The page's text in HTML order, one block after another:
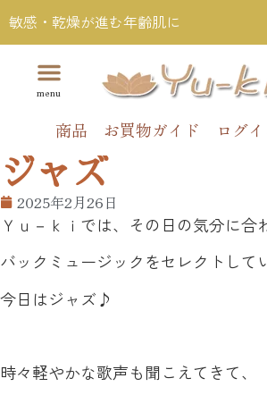
敏感・乾燥が進む年齢肌に
商品 お買物ガイド ログ
ジャズ
2025年2月26日
Ｙｕ－ｋｉでは、その日の気分に合
バックミュージックをセレクトして
今日はジャズ♪
時々軽やかな歌声も聞こえてきて、